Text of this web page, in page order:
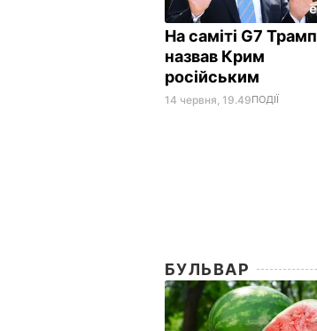
На саміті G7 Трамп
назвав Крим
російським
14 червня, 19.49ПОДІЇ
БУЛЬВАР